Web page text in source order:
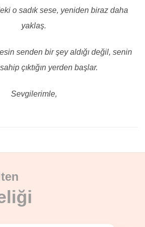
o sadık sese, yeniden biraz daha
yaklaş.
senden bir şey aldığı değil, senin
çıktığın yerden başlar.
Sevgilerimle,